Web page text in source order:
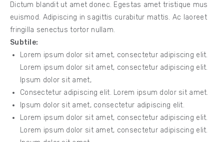
Dictum blandit ut amet donec. Egestas amet tristique mus
euismod. Adipiscing in sagittis curabitur mattis. Ac laoreet
fringilla senectus tortor nullam.
Subtile:
Lorem ipsum dolor sit amet, consectetur adipiscing elit.
Lorem ipsum dolor sit amet, consectetur adipiscing elit.
Ipsum dolor sit amet,
Consectetur adipiscing elit. Lorem ipsum dolor sit amet.
Ipsum dolor sit amet, consectetur adipiscing elit.
Lorem ipsum dolor sit amet, consectetur adipiscing elit.
Lorem ipsum dolor sit amet, consectetur adipiscing elit.